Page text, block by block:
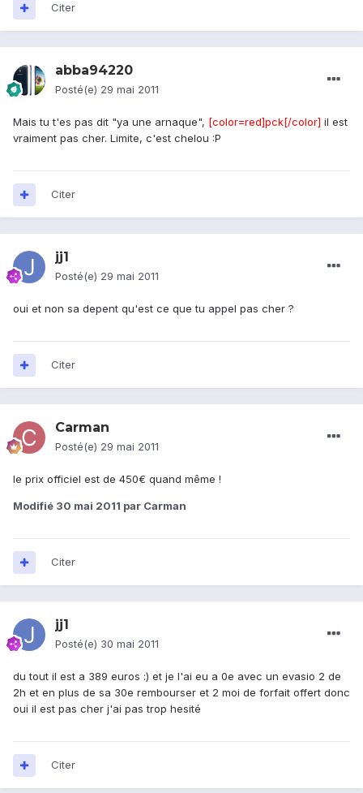
Citer
abba94220
Posté(e) 29 mai 2011
Mais tu t'es pas dit "ya une arnaque", [color=red]pck[/color] il est
vraiment pas cher. Limite, c'est chelou :P
Citer
jj1
Posté(e) 29 mai 2011
oui et non sa depent qu'est ce que tu appel pas cher ?
Citer
Carman
Posté(e) 29 mai 2011
le prix officiel est de 450€ quand même !
Modifié 30 mai 2011 par Carman
Citer
jj1
Posté(e) 30 mai 2011
du tout il est a 389 euros :) et je l'ai eu a 0e avec un evasio 2 de
2h et en plus de sa 30e rembourser et 2 moi de forfait offert donc
oui il est pas cher j'ai pas trop hesité
Citer